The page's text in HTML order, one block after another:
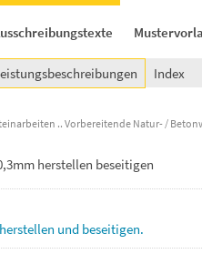
Index
Vorbereitende Natur- /
herstellen beseitigen
herstellen und beseitigen.